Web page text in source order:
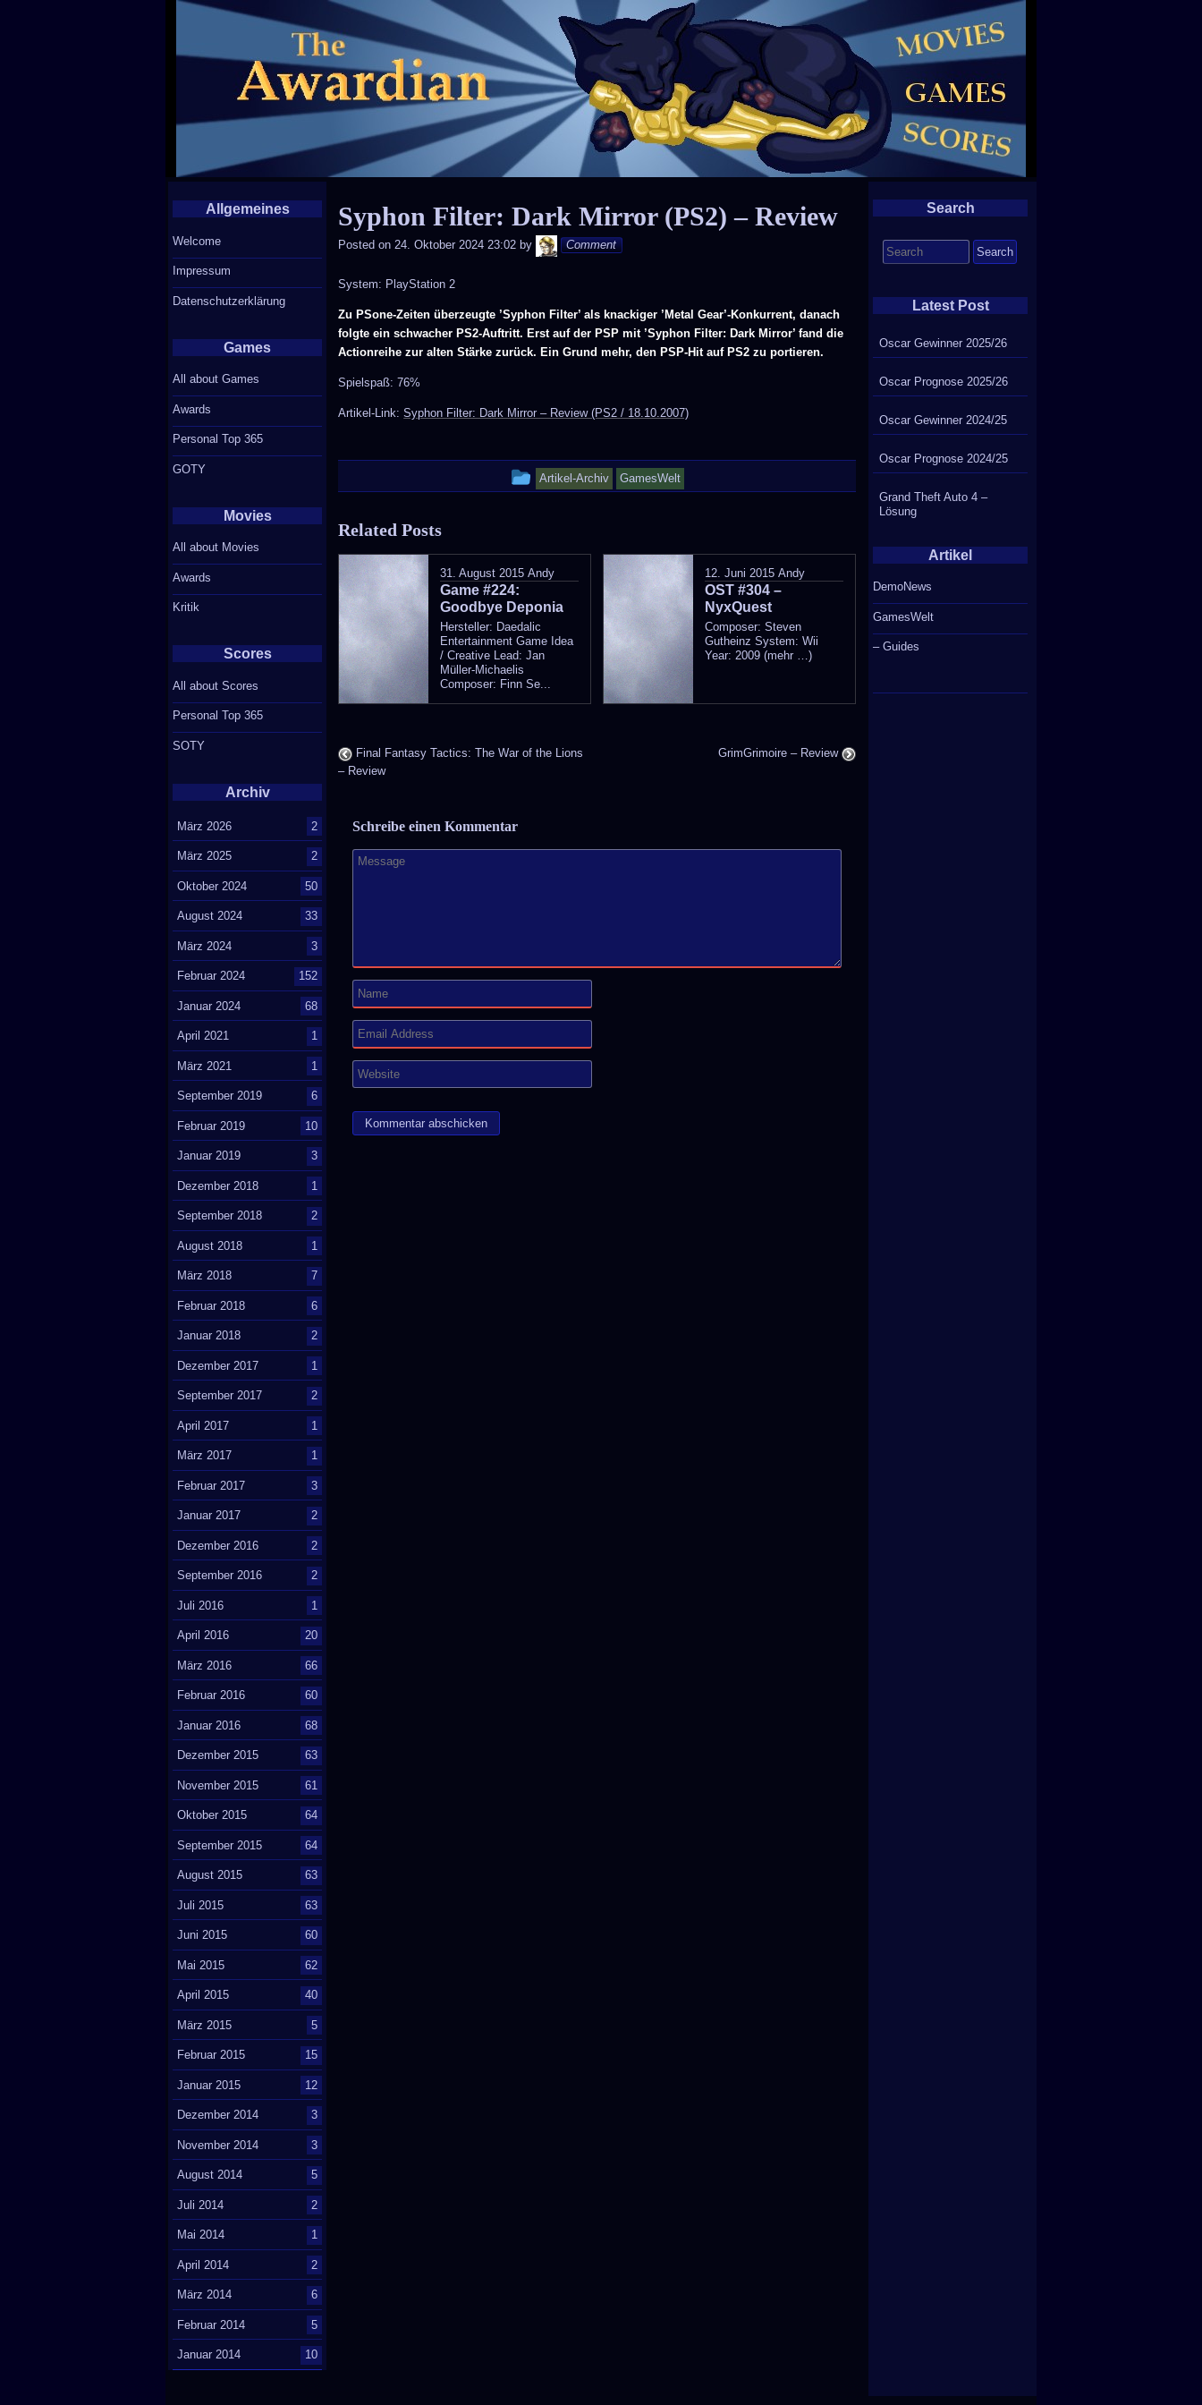
Skip
to
content
Syphon Filter: Dark Mirror (PS2) – Review
Posted on 24. Oktober 2024 23:02 by Andy
Comment
System: PlayStation 2
Zu PSone-Zeiten überzeugte ’Syphon Filter’ als knackiger ’Metal Gear’-Konkurrent, danach
folgte ein schwacher PS2-Auftritt. Erst auf der PSP mit ’Syphon Filter: Dark Mirror’ fand die
Actionreihe zur alten Stärke zurück. Ein Grund mehr, den PSP-Hit auf PS2 zu portieren.
Spielspaß: 76%
Artikel-Link:Syphon Filter: Dark Mirror – Review (PS2 / 18.10.2007)
This
Artikel-Archiv GamesWelt
Related Posts
31. August 2015 Andy
Game #224:
Goodbye Deponia
Hersteller: Daedalic
Entertainment Game Idea
/ Creative Lead: Jan
Müller-Michaelis
Composer: Finn Se...
12. Juni 2015 Andy
OST #304 –
NyxQuest
Composer: Steven
Gutheinz System: Wii
Year: 2009 (mehr …)
Final Fantasy Tactics: The War of the Lions
– Review
GrimGrimoire – Review
Schreibe einen Kommentar
Search
for:
Latest Post
Oscar Gewinner 2025/26
Oscar Prognose 2025/26
Oscar Gewinner 2024/25
Oscar Prognose 2024/25
Grand Theft Auto 4 –
Lösung
Artikel
DemoNews
GamesWelt
– Guides
Allgemeines
Welcome
Impressum
Datenschutzerklärung
Games
All about Games
Awards
Personal Top 365
GOTY
Movies
All about Movies
Awards
Kritik
Scores
All about Scores
Personal Top 365
SOTY
Archiv
März 2026 2
März 2025 2
Oktober 2024 50
August 2024 33
März 2024 3
Februar 2024 152
Januar 2024 68
April 2021 1
März 2021 1
September 2019 6
Februar 2019 10
Januar 2019 3
Dezember 2018 1
September 2018 2
August 2018 1
März 2018 7
Februar 2018 6
Januar 2018 2
Dezember 2017 1
September 2017 2
April 2017 1
März 2017 1
Februar 2017 3
Januar 2017 2
Dezember 2016 2
September 2016 2
Juli 2016 1
April 2016 20
März 2016 66
Februar 2016 60
Januar 2016 68
Dezember 2015 63
November 2015 61
Oktober 2015 64
September 2015 64
August 2015 63
Juli 2015 63
Juni 2015 60
Mai 2015 62
April 2015 40
März 2015 5
Februar 2015 15
Januar 2015 12
Dezember 2014 3
November 2014 3
August 2014 5
Juli 2014 2
Mai 2014 1
April 2014 2
März 2014 6
Februar 2014 5
Januar 2014 10